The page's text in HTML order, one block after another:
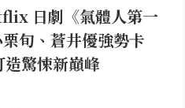
日劇《氣體人第一
旬、蒼井優強勢卡
驚悚新巔峰